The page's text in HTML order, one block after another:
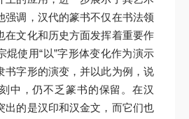
强调，汉代的篆书不仅在书法领
在文化和历史方面发挥着重要作
焜使用“以”字形体变化作为演示
书字形的演变，并以此为例，说
中，仍不乏篆书的保留。在汉
出的是汉印和汉金文，而它们也